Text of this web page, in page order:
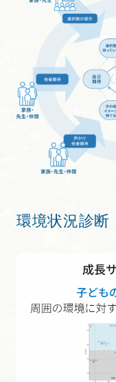
環境状況診断